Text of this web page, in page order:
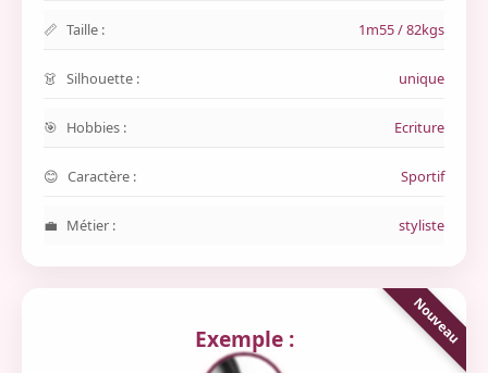
Taille : 1m55 / 82kgs
Silhouette : unique
Hobbies : Ecriture
Caractère : Sportif
Métier : styliste
Exemple :